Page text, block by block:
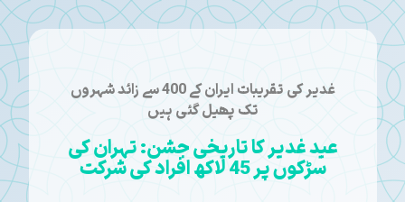
غدیر کی تقریبات ایران کے 400 سے زائد شہروں
تک پھیل گئی ہیں
عید غدیر کا تاریخی جشن: تہران کی
سڑکوں پر 45 لاکھ افراد کی شرکت